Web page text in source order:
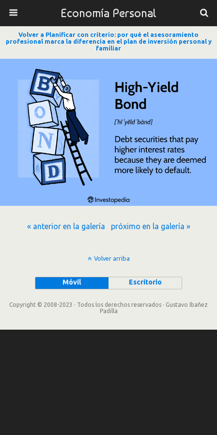
Economía Personal
Volver a Planificar con criterio: por qué el asesoramiento
profesional marca la diferencia en el plan de inversión personal y
familiar
« anterior en la galería próximo en la galería »
Volver arriba
Móvil Escritorio
Copyright © 2008-2023 · Todos los derechos reservados · Gustavo Ibañez
Padilla